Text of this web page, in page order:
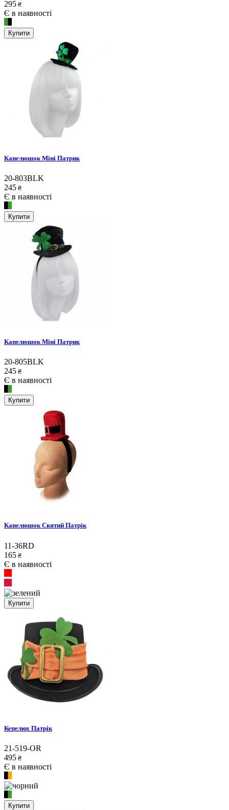
295 ₴
Є в наявності
Купити
Капелюшок Міні Патрик
20-803BLK
245 ₴
Є в наявності
Купити
Капелюшок Міні Патрик
20-805BLK
245 ₴
Є в наявності
Купити
Капелюшок Святий Патрік
11-36RD
165 ₴
Є в наявності
Купити
Кепелюх Патрік
21-519-OR
495 ₴
Є в наявності
Купити